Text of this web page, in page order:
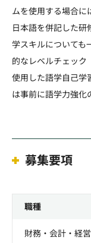
ムを使用する場合に
日本語を併記した研
学スキルについても
的なレベルチェック
使用した語学自己学
は事前に語学力強化
募集要項
職種
財務・会計・経